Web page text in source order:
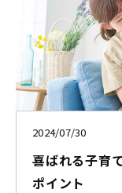
2024/07/30
喜ばれる子育
ポイント